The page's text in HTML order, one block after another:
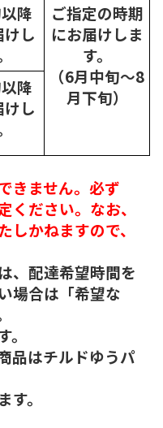
降
けし
ご指定の時期
にお届けしま
す。
（6月中旬～8
月下旬）
降
けし
きません。必ず
ください。なお、
かねますので、
、配達希望時間を
場合は「希望な
品はチルドゆうパ
。